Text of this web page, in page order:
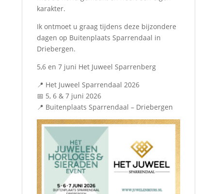
karakter.
Ik ontmoet u graag tijdens deze bijzondere
dagen op Buitenplaats Sparrendaal in
Driebergen.
5,6 en 7 juni Het Juweel Sparrenberg
📍 Het Juweel Sparrendaal 2026
📅 5, 6 & 7 juni 2026
📍 Buitenplaats Sparrendaal – Driebergen